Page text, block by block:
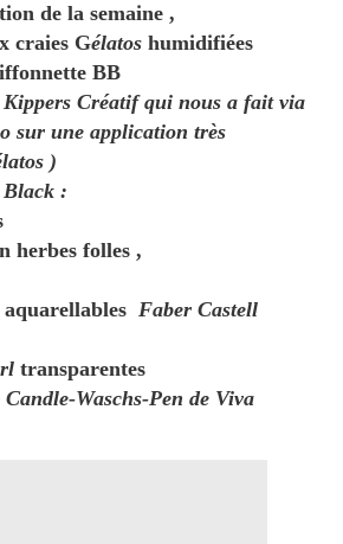
de la semaine ,
craies Gélatos humidifiées
BB
Créatif qui nous a fait via
sur une application très
)
Black :
herbes folles ,
Faber Castell
transparentes
Candle-Waschs-Pen de Viva